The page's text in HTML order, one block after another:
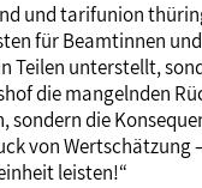
und tarifunion
für Beamtinnen
Teilen unterstellt,
die mangelnden
die
von Wertschätzung
leisten!“